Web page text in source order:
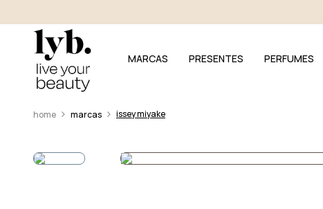
MARCAS PRESENTES PERFUMES
marcas issey miyake